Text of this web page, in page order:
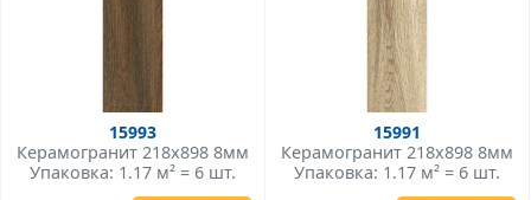
15993
Керамогранит 218x898 8мм
Упаковка: 1.17 м² = 6 шт.
15991
Керамогранит 218x898 8мм
Упаковка: 1.17 м² = 6 шт.